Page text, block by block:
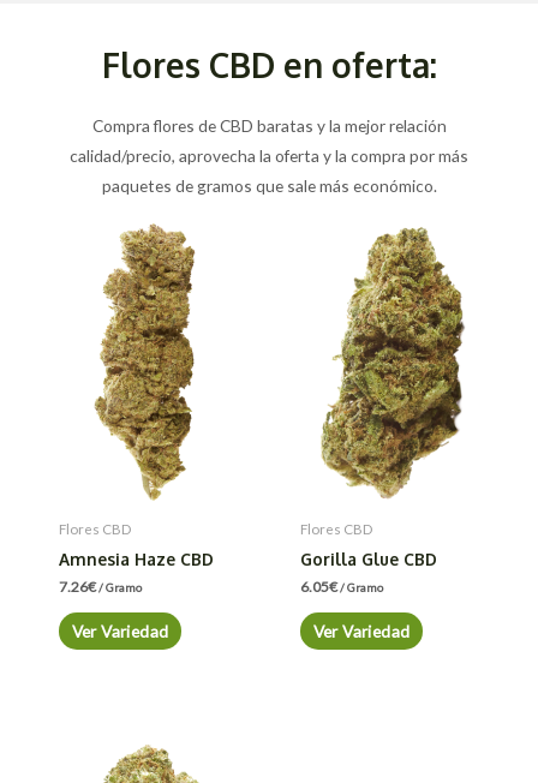
Flores CBD en oferta:
Compra flores de CBD baratas y la mejor relación
calidad/precio, aprovecha la oferta y la compra por más
paquetes de gramos que sale más económico.
Flores CBD
Amnesia Haze CBD
7.26€/ Gramo
Ver Variedad
Flores CBD
Gorilla Glue CBD
6.05€/ Gramo
Ver Variedad